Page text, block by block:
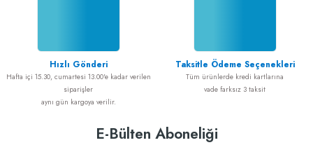
Hızlı Gönderi
Hafta içi 15.30, cumartesi 13.00'e kadar verilen
siparişler
aynı gün kargoya verilir.
Taksitle Ödeme Seçenekleri
Tüm ürünlerde kredi kartlarına
vade farksız 3 taksit
E-Bülten Aboneliği